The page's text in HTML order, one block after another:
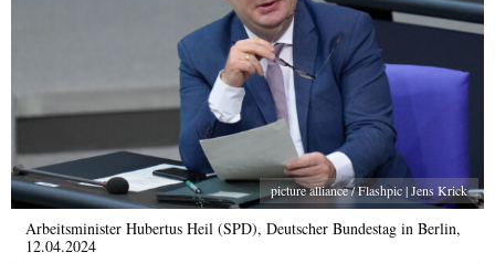
picture alliance / Flashpic | Jens Krick
Arbeitsminister Hubertus Heil (SPD), Deutscher Bundestag in Berlin,
12.04.2024